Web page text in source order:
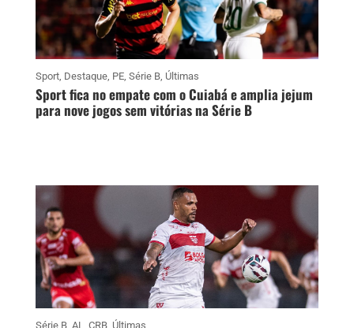
Sport, Destaque, PE, Série B, Últimas
Sport fica no empate com o Cuiabá e amplia jejum
para nove jogos sem vitórias na Série B
Série B, AL CRB, Últimas